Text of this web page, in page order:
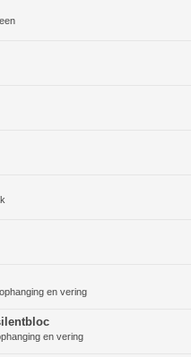
en vering
en vering